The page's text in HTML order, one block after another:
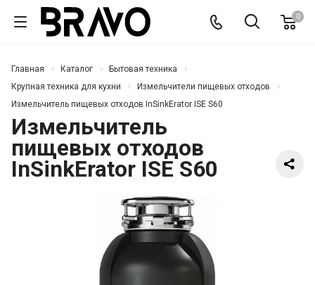
0
Главная Каталог
Бытовая техника
Крупная техника для кухни
Измельчители пищевых отходов
Измельчитель пищевых отходов InSinkErator ISE S60
Измельчитель
пищевых отходов
InSinkErator ISE S60